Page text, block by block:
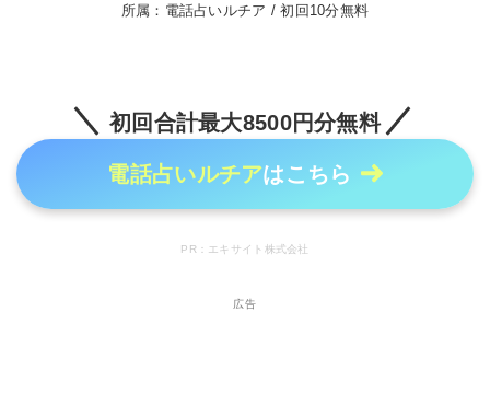
所属：電話占いルチア / 初回10分無料
初回合計最大8500円分無料
電話占いルチアはこちら
PR：エキサイト株式会社
広告